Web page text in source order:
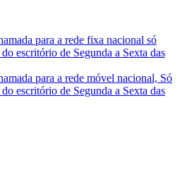
para a rede fixa nacional só
escritório de Segunda a Sexta das
para a rede móvel nacional, Só
escritório de Segunda a Sexta das